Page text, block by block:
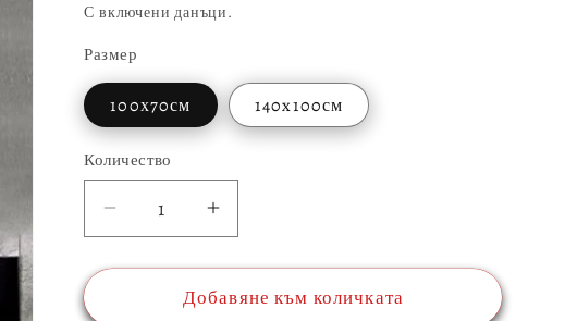
С включени данъци.
Размер
100х70см 140x100см
Количество
Количество
Намаляване
на
количеството
Увеличаване
на
количеството
за
Добавяне към количката